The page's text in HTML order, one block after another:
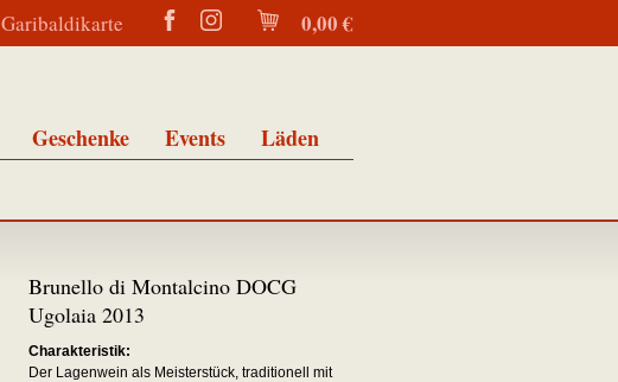
0,00 €
Garibaldikarte
Geschenke Events
Läden
Brunello di Montalcino DOCG
Ugolaia 2013
Charakteristik:
Der Lagenwein als Meisterstück, traditionell mit